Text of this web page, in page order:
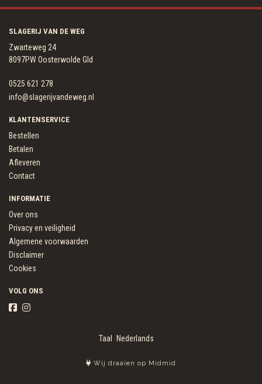
SLAGERIJ VAN DE WEG
Zwarteweg 24
8097PW Oosterwolde Gld
0525 621 278
info@slagerijvandeweg.nl
KLANTENSERVICE
Bestellen
Betalen
Afleveren
Contact
INFORMATIE
Over ons
Privacy en veiligheid
Algemene voorwaarden
Disclaimer
Cookies
VOLG ONS
Taal
Wij draaien op Midmid